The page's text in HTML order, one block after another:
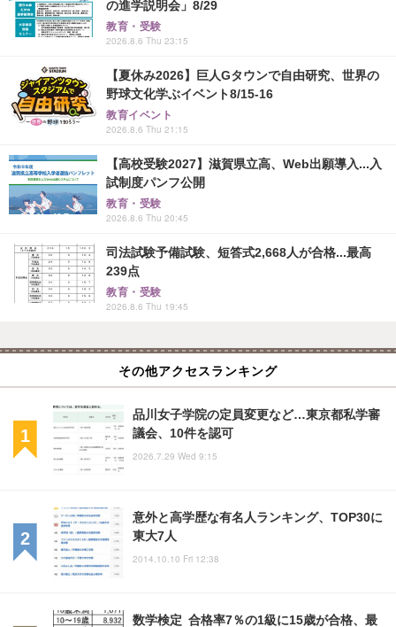
の進学説明会」8/29
教育・受験
2026.8.6 Thu 23:15
【夏休み2026】巨人Gタウンで自由研究、世界の
野球文化学ぶイベント8/15-16
教育イベント
2026.8.6 Thu 21:15
【高校受験2027】滋賀県立高、Web出願導入...入
試制度パンフ公開
教育・受験
2026.8.6 Thu 20:45
司法試験予備試験、短答式2,668人が合格...最高
239点
教育・受験
2026.8.6 Thu 19:45
その他アクセスランキング
品川女子学院の定員変更など…東京都私学審
議会、10件を認可
2026.7.29 Wed 9:15
意外と高学歴な有名人ランキング、TOP30に
東大7人
2014.10.10 Fri 12:38
数学検定 合格率7％の1級に15歳が合格、最